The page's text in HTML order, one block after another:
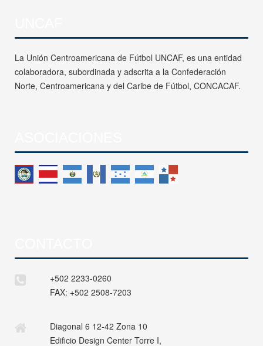
La Unión Centroamericana de Fútbol UNCAF, es una entidad
colaboradora, subordinada y adscrita a la Confederación
Norte, Centroamericana y del Caribe de Fútbol, CONCACAF.
+502 2233-0260
FAX: +502 2508-7203
Diagonal 6 12-42 Zona 10
Edificio Design Center Torre I,